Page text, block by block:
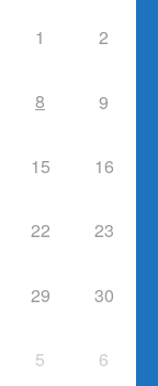
1 2
8 9
15 16
22 23
29 30
5 6